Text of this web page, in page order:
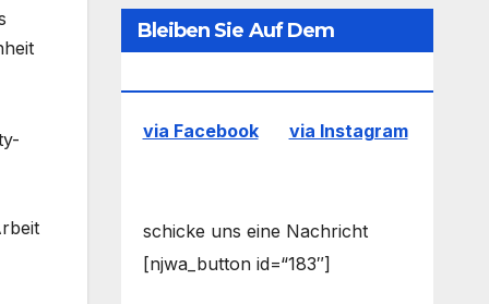
Bleiben Sie Auf Dem
via Facebook via Instagram
schicke uns eine Nachricht
[njwa_button id=“183″]